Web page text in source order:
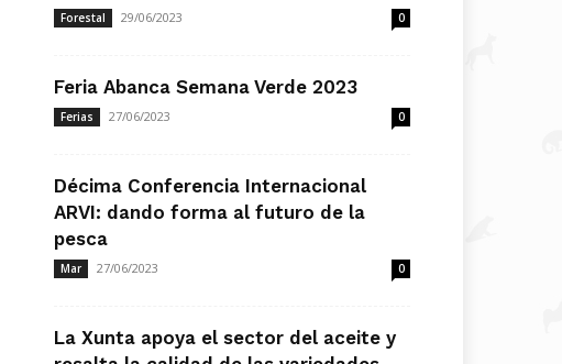
Forestal 29/06/2023 0
Feria Abanca Semana Verde 2023
Ferias 27/06/2023 0
Décima Conferencia Internacional
ARVI: dando forma al futuro de la
pesca
Mar 27/06/2023 0
La Xunta apoya el sector del aceite y